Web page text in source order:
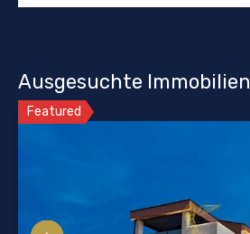
Ausgesuchte Immobilien
Featured